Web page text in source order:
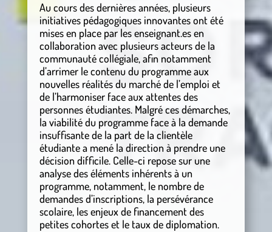
Au cours des dernières années, plusieurs
initiatives pédagogiques innovantes ont été
mises en place par les enseignant.es en
collaboration avec plusieurs acteurs de la
communauté collégiale, afin notamment
d’arrimer le contenu du programme aux
nouvelles réalités du marché de l’emploi et
de l’harmoniser face aux attentes des
personnes étudiantes. Malgré ces démarches,
la viabilité du programme face à la demande
insuffisante de la part de la clientèle
étudiante a mené la direction à prendre une
décision difficile. Celle-ci repose sur une
analyse des éléments inhérents à un
programme, notamment, le nombre de
demandes d’inscriptions, la persévérance
scolaire, les enjeux de financement des
petites cohortes et le taux de diplomation.